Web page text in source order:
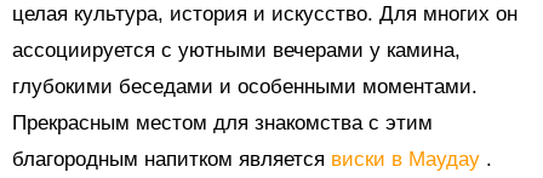
целая культура, история и искусство. Для многих он
ассоциируется с уютными вечерами у камина,
глубокими беседами и особенными моментами.
Прекрасным местом для знакомства с этим
благородным напитком является виски в Маудау .